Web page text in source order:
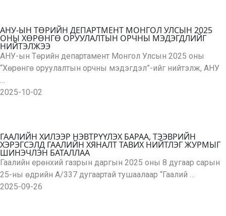
АНУ-ЫН ТӨРИЙН ДЕПАРТМЕНТ МОНГОЛ УЛСЫН 2025
ОНЫ ХӨРӨНГӨ ОРУУЛАЛТЫН ОРЧНЫ МЭДЭГДЛИЙГ
НИЙТЭЛЖЭЭ
АНУ-ын Төрийн департамент Монгол Улсын 2025 оны
“Хөрөнгө оруулалтын орчны мэдэгдэл”-ийг нийтэлж, АНУ
…
2025-10-02
ГААЛИЙН ХИЛЭЭР НЭВТРҮҮЛЭХ БАРАА, ТЭЭВРИЙН
ХЭРЭГСЭЛД ГААЛИЙН ХЯНАЛТ ТАВИХ НИЙТЛЭГ ЖУРМЫГ
ШИНЭЧЛЭН БАТАЛЛАА
Гаалийн ерөнхий газрын даргын 2025 оны 8 дугаар сарын
25-ны өдрийн А/337 дугаартай тушаалаар “Гаалий …
2025-09-26